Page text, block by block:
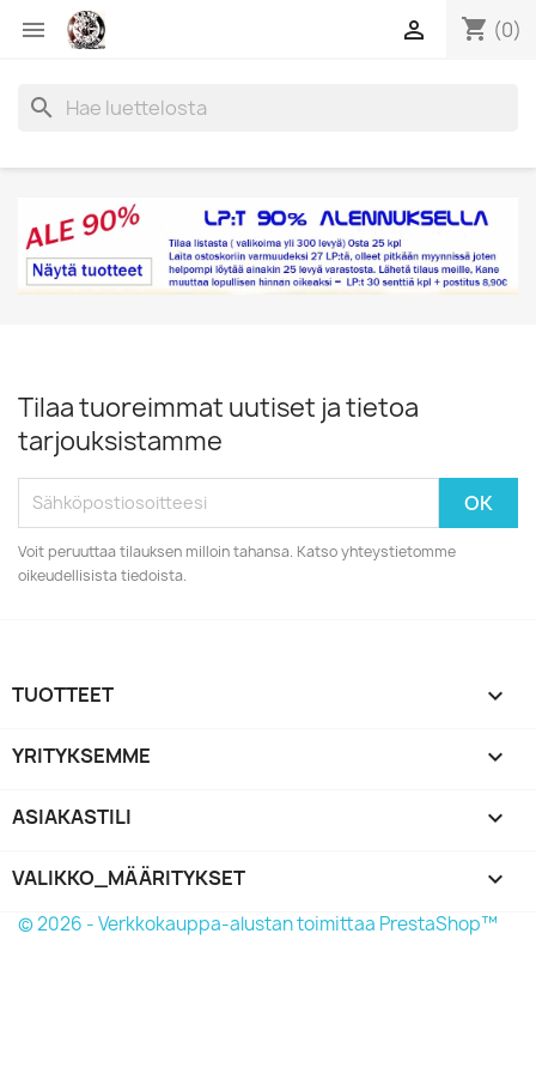
 shopping_cart (0)

search
Tilaa tuoreimmat uutiset ja tietoa
tarjouksistamme
Voit peruuttaa tilauksen milloin tahansa. Katso yhteystietomme
oikeudellisista tiedoista.
TUOTTEET 
YRITYKSEMME 
ASIAKASTILI 
VALIKKO_MÄÄRITYKSET keyboard_arrow_down
© 2026 - Verkkokauppa-alustan toimittaa PrestaShop™